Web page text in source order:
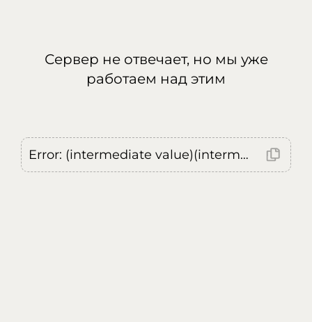
Сервер не отвечает, но мы уже
работаем над этим
Error: (intermediate value)(intermediate value)(intermediate value).replaceAll is not a function